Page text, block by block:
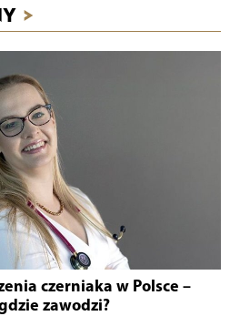
>
czerniaka w Polsce –
zawodzi?